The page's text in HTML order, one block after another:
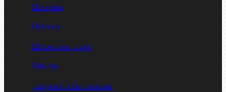
Шплинты
Шпонки
Шпоночная сталь
Штифты
Латунный и бр. крепеж